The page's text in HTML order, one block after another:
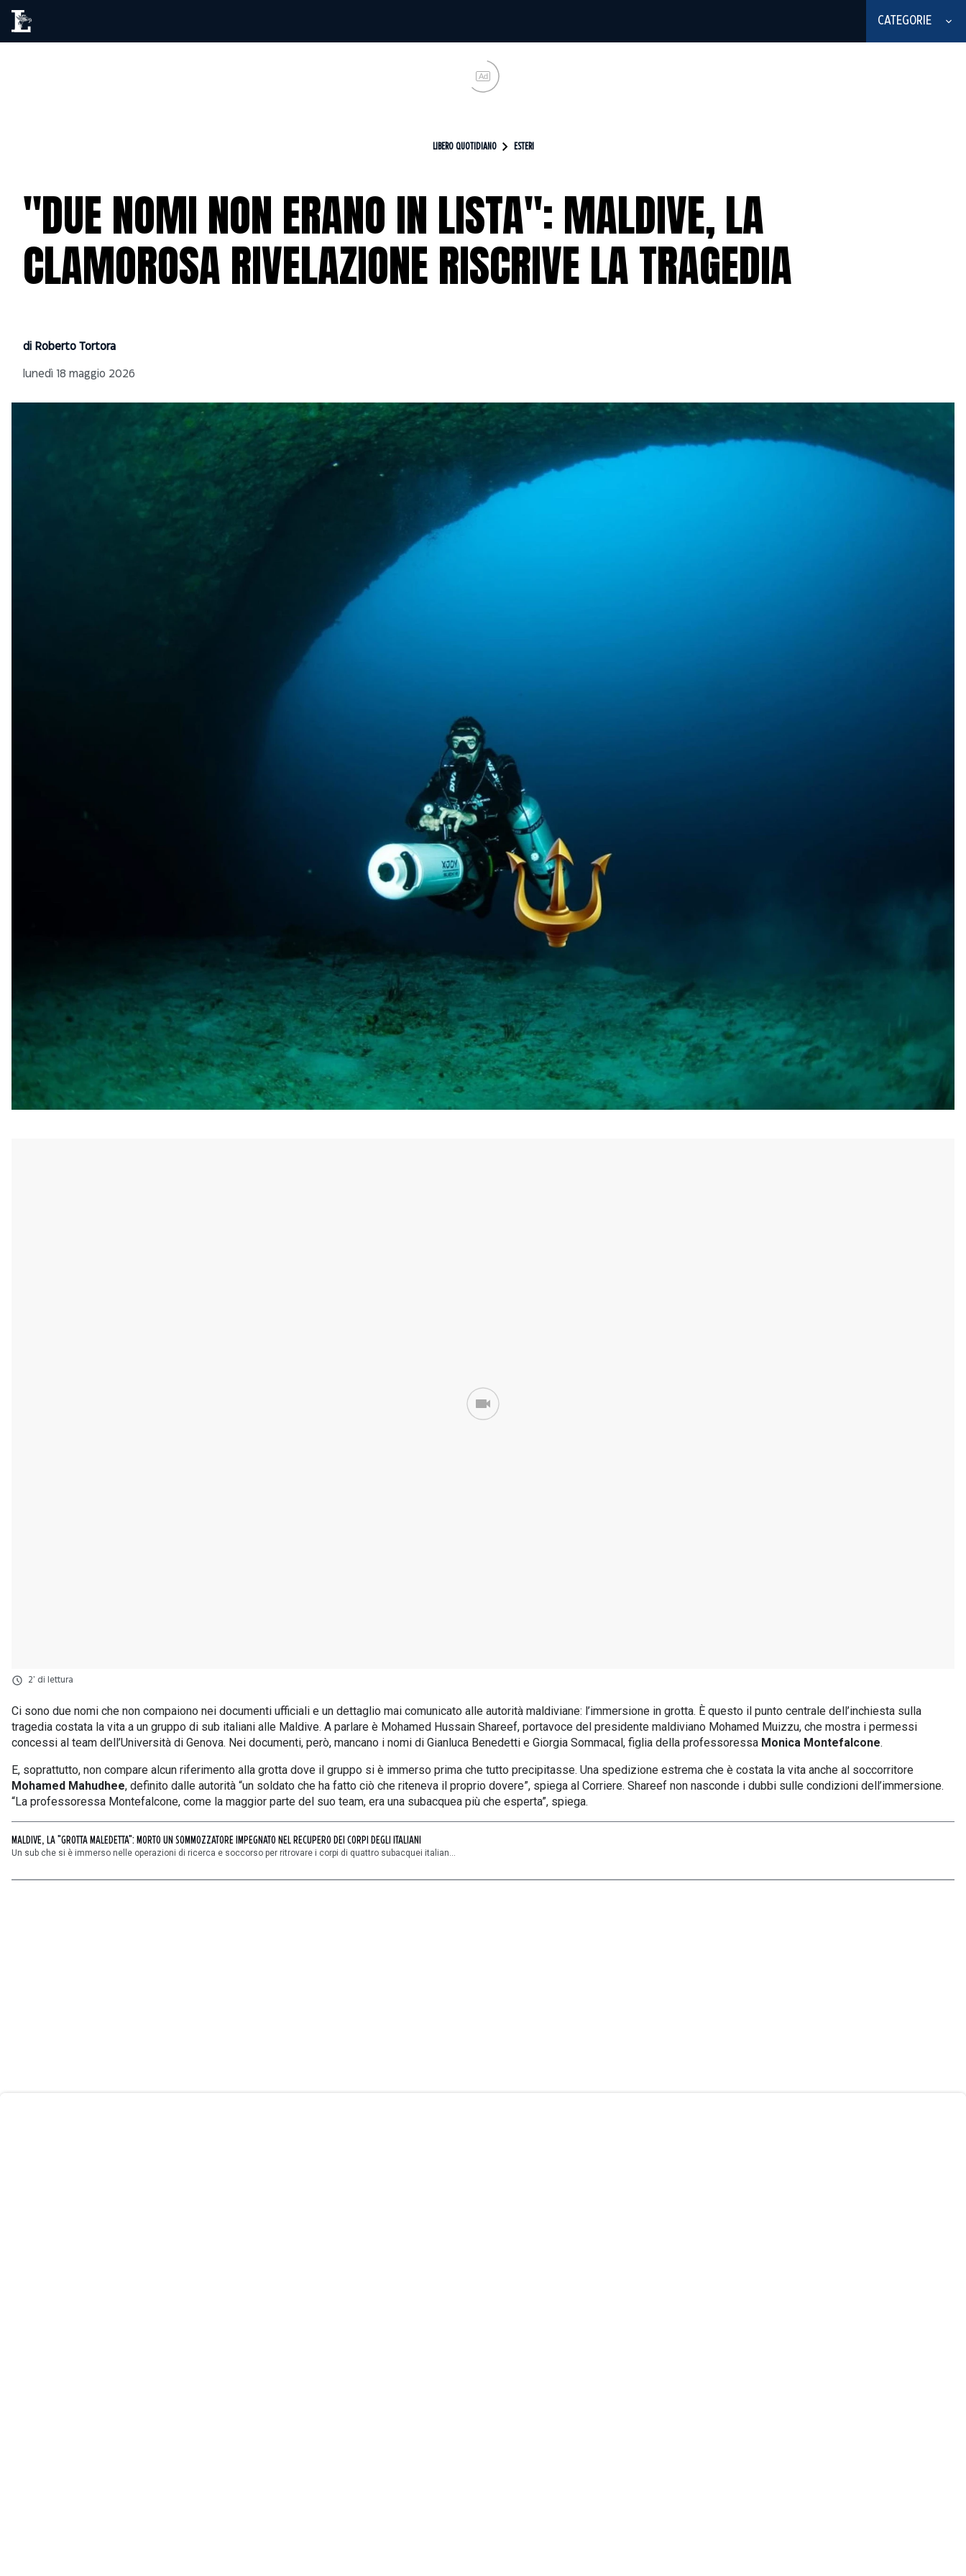
CATEGORIE
Ad
LIBERO QUOTIDIANO ESTERI
"DUE NOMI NON ERANO IN LISTA": MALDIVE, LA
CLAMOROSA RIVELAZIONE RISCRIVE LA TRAGEDIA
di Roberto Tortora
lunedì 18 maggio 2026
2' di lettura
Ci sono due nomi che non compaiono nei documenti ufficiali e un dettaglio mai comunicato alle autorità maldiviane: l’immersione in grotta. È questo il punto centrale dell’inchiesta sulla
tragedia costata la vita a un gruppo di sub italiani alle Maldive. A parlare è Mohamed Hussain Shareef, portavoce del presidente maldiviano Mohamed Muizzu, che mostra i permessi
concessi al team dell’Università di Genova. Nei documenti, però, mancano i nomi di Gianluca Benedetti e Giorgia Sommacal, figlia della professoressa Monica Montefalcone.
E, soprattutto, non compare alcun riferimento alla grotta dove il gruppo si è immerso prima che tutto precipitasse. Una spedizione estrema che è costata la vita anche al soccorritore
Mohamed Mahudhee, definito dalle autorità “un soldato che ha fatto ciò che riteneva il proprio dovere”, spiega al Corriere. Shareef non nasconde i dubbi sulle condizioni dell’immersione.
“La professoressa Montefalcone, come la maggior parte del suo team, era una subacquea più che esperta”, spiega.
MALDIVE, LA "GROTTA MALEDETTA": MORTO UN SOMMOZZATORE IMPEGNATO NEL RECUPERO DEI CORPI DEGLI ITALIANI
Un sub che si è immerso nelle operazioni di ricerca e soccorso per ritrovare i corpi di quattro subacquei italian...